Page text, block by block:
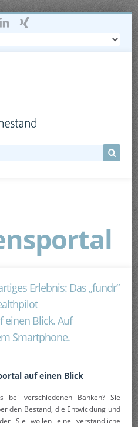
Erlebnis: Das „fundr“
einen Blick. Auf
Smartphone.
auf einen Blick
bei verschiedenen Banken? Sie
den Bestand, die Entwicklung und
Sie wollen eine verständliche